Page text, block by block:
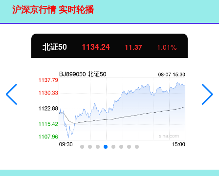
沪深京行情 实时轮播
北证50 1134.24 11.37 1.01%